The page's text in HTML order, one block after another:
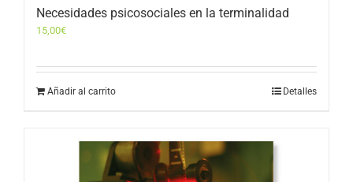
Necesidades psicosociales en la terminalidad
15,00€
Añadir al carrito Detalles